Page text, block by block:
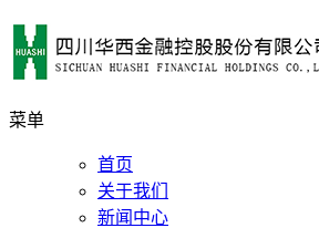
菜单
首页
关于我们
新闻中心